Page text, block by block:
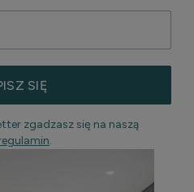
SIĘ
zgadzasz się na naszą
.